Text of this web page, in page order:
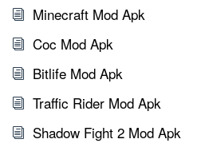
Minecraft Mod Apk
Coc Mod Apk
Bitlife Mod Apk
Traffic Rider Mod Apk
Shadow Fight 2 Mod Apk